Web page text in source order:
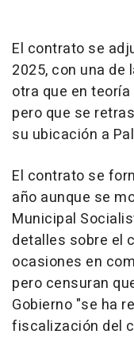
El contrato se
2025, con una
otra que en
pero que se
su ubicación a
El contrato se
año aunque se
Municipal
detalles sobre el
ocasiones en
pero censuran
Gobierno "se ha
fiscalización del